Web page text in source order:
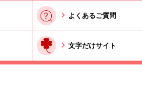
よくあるご質問
文字だけサイト